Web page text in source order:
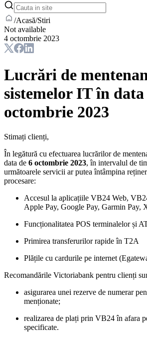
/Acasă/Stiri
Not available
4 octombrie 2023
Lucrări de
sistemelor IT în data
octombrie 2023
Stimați clienți,
În legătură cu efectuarea lucrărilor de
data de 6 octombrie 2023, în intervalul de
următoarele servicii ar putea întâmpina
procesare:
Accesul la aplicațiile VB24 Web,
Apple Pay, Google Pay, Garmin Pay,
Funcționalitatea POS terminalelor și
Primirea transferurilor rapide în T2A
Plățile cu cardurile pe internet
Recomandările Victoriabank pentru clienți
asigurarea unei rezerve de numerar
menționate;
realizarea de plați prin VB24 în afara
specificate.